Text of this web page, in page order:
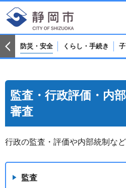
防災・安全 くらし・手続き
監査・行政評価・内
審査
行政の監査・評価や内部統制な
監査